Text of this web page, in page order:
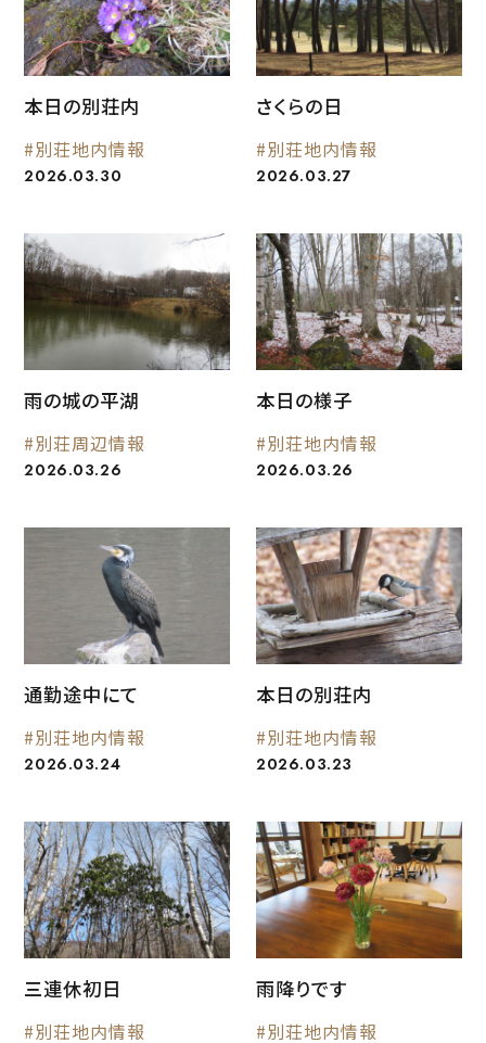
本日の別荘内
#別荘地内情報
2026.03.30
さくらの日
#別荘地内情報
2026.03.27
雨の城の平湖
#別荘周辺情報
2026.03.26
本日の様子
#別荘地内情報
2026.03.26
通勤途中にて
#別荘地内情報
2026.03.24
本日の別荘内
#別荘地内情報
2026.03.23
三連休初日
#別荘地内情報
雨降りです
#別荘地内情報